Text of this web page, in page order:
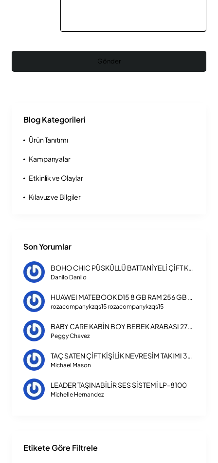
Gönder
Blog Kategorileri
Ürün Tanıtımı
Kampanyalar
Etkinlik ve Olaylar
Kılavuz ve Bilgiler
Son Yorumlar
BOHO CHIC PÜSKÜLLÜ BATTANİYELİ ÇİFT KİŞİLİK NEVRESİM TAKIMI
Danilo Danilo
HUAWEI MATEBOOK D15 8 GB RAM 256 GB SSD LAPTOP INTEL CORE I3 1115G4
rozacompanykzqs15 rozacompanykzqs15
BABY CARE KABİN BOY BEBEK ARABASI 270 TRIPPER
Peggy Chavez
TAÇ SATEN ÇİFT KİŞİLİK NEVRESİM TAKIMI 3254
Michael Mason
LEADER TAŞINABİLİR SES SİSTEMİ LP-8100
Michelle Hernandez
Etikete Göre Filtrele